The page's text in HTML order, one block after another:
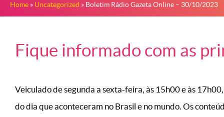
Home » Uncategorized » Boletim Rádio Gazeta Online – 30/10/2023
Fique informado com as
Veiculado de segunda a sexta-feira, às 15h00 e às
do dia que aconteceram no Brasil e no mundo. Os